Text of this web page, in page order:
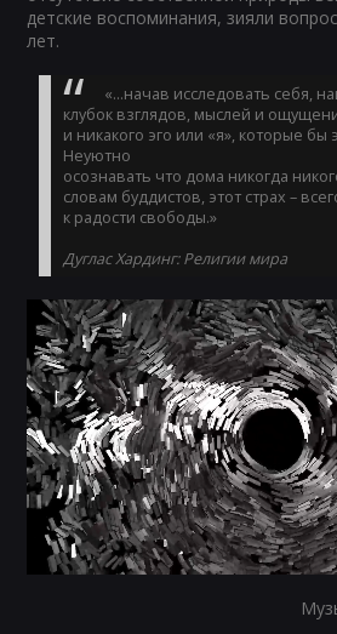
детские воспоминания, зияли
лет.
«…начав исследовать себя,
клубок взглядов, мыслей и
и никакого эго или «я», которые бы
Неуютно
осознавать что дома никогда
словам буддистов, этот страх –
к радости свободы.»
Дуглас Хардинг: Религии мира